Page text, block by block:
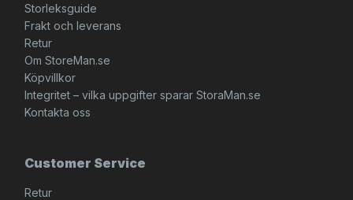
Storleksguide
Frakt och leverans
Retur
Om StoreMan.se
Köpvillkor
Integritet – vilka uppgifter sparar StoraMan.se
Kontakta oss
Customer Service
Retur